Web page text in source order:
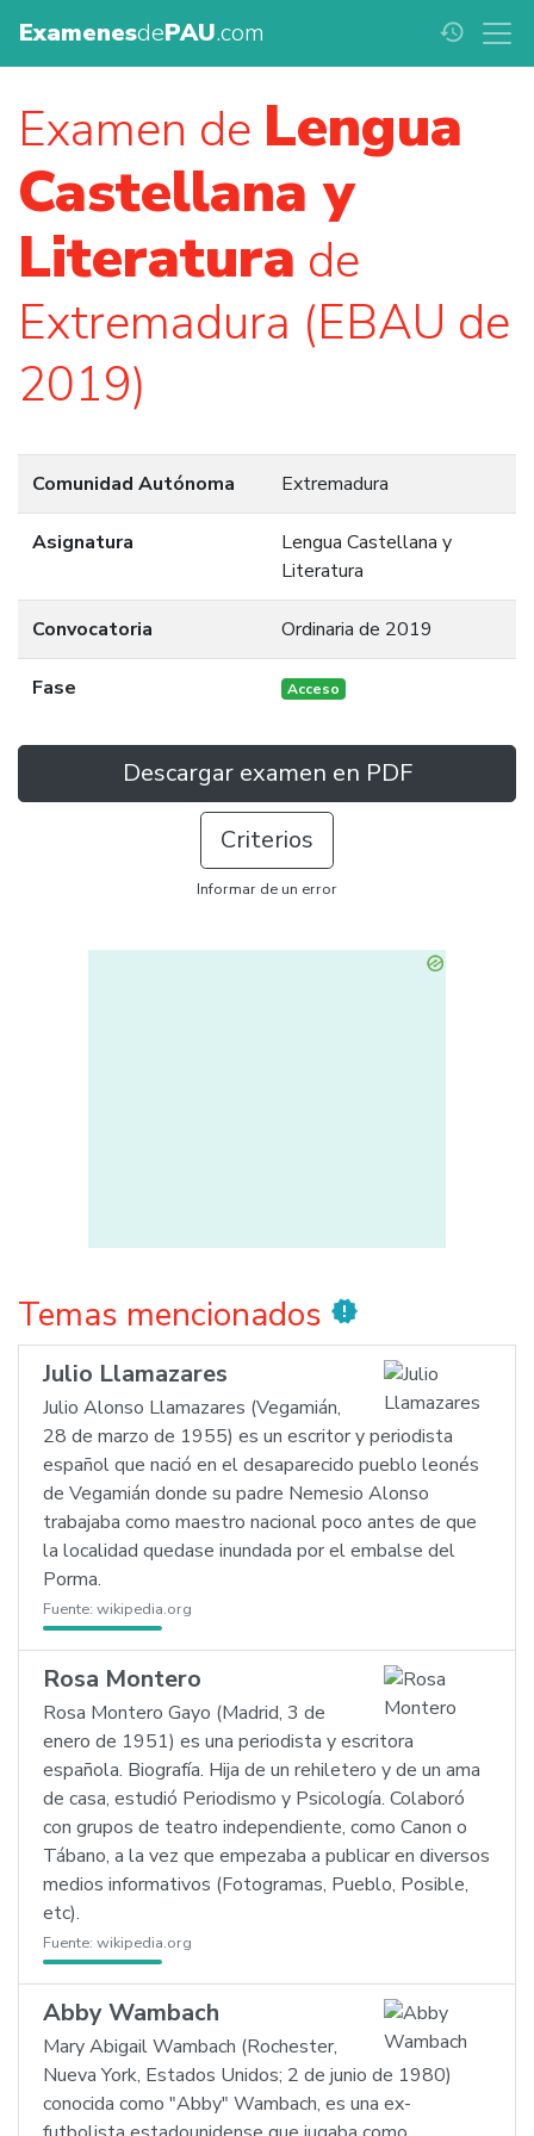
ExamenesdePAU.com history
Examen de Lengua
Castellana y
Literatura de
Extremadura (EBAU de
2019)
Comunidad Autónoma Extremadura
Asignatura
Lengua Castellana y
Literatura
Convocatoria Ordinaria de 2019
Fase Acceso
Descargar examen en PDF
Criterios
Informar de un error
Temas mencionados new_releases
Julio Llamazares
Julio Alonso Llamazares (Vegamián,
28 de marzo de 1955) es un escritor y periodista
español que nació en el desaparecido pueblo leonés
de Vegamián donde su padre Nemesio Alonso
trabajaba como maestro nacional poco antes de que
la localidad quedase inundada por el embalse del
Porma.
Fuente: wikipedia.org
Rosa Montero
Rosa Montero Gayo (Madrid, 3 de
enero de 1951) es una periodista y escritora
española. Biografía. Hija de un rehiletero y de un ama
de casa, estudió Periodismo y Psicología. Colaboró
con grupos de teatro independiente, como Canon o
Tábano, a la vez que empezaba a publicar en diversos
medios informativos (Fotogramas, Pueblo, Posible,
etc).
Fuente: wikipedia.org
Abby Wambach
Mary Abigail Wambach (Rochester,
Nueva York, Estados Unidos; 2 de junio de 1980)
conocida como "Abby" Wambach, es una ex-